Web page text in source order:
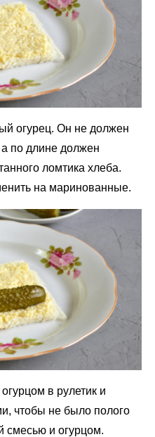
огурец. Он не должен
по длине должен
ломтика хлеба.
на маринованные.
в рулетик и
чтобы не было полого
смесью и огурцом.